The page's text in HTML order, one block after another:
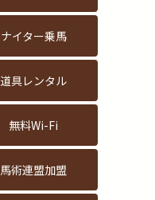
ナイター乗馬
道具レンタル
無料Wi-Fi
馬術連盟加盟